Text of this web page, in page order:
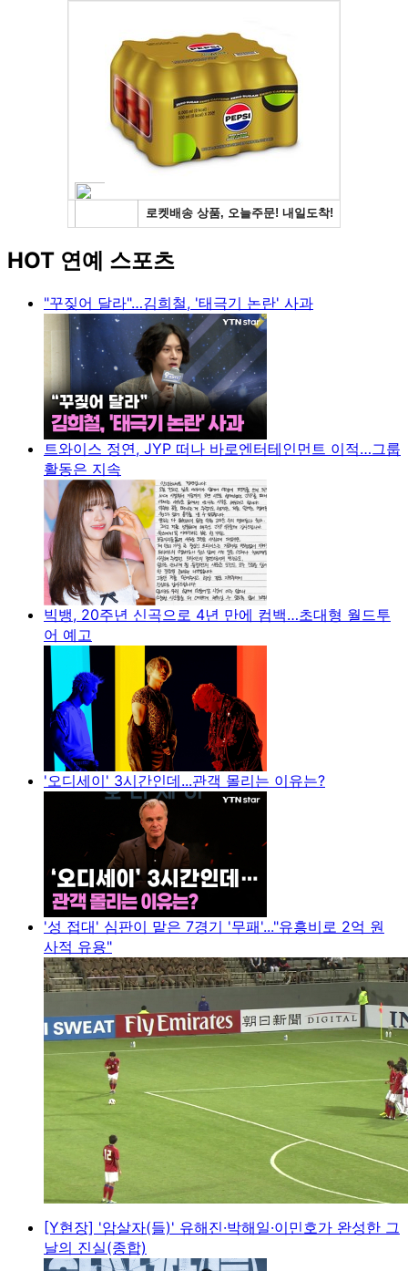
HOT 연예 스포츠
"꾸짖어 달라"…김희철, '태극기 논란' 사과
트와이스 정연, JYP 떠나 바로엔터테인먼트 이적…그룹
활동은 지속
빅뱅, 20주년 신곡으로 4년 만에 컴백…초대형 월드투
어 예고
'오디세이' 3시간인데...관객 몰리는 이유는?
'성 접대' 심판이 맡은 7경기 '무패'..."유흥비로 2억 원
사적 유용"
[Y현장] '암살자(들)' 유해진·박해일·이민호가 완성한 그
날의 진실(종합)